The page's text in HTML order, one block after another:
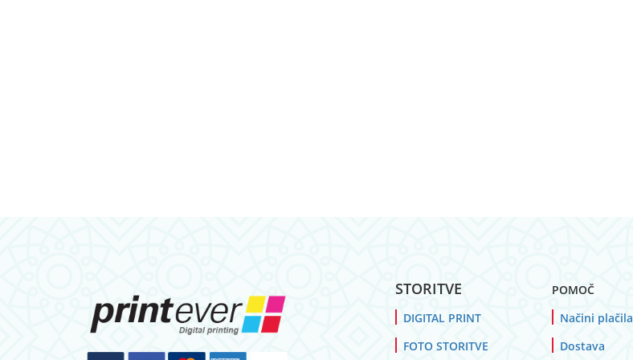
STORITVE
DIGITAL PRINT
FOTO STORITVE
POMOČ
Načini plačila
Dostava